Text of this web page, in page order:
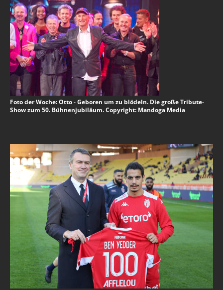
Foto der Woche: Otto - Geboren um zu blödeln. Die große Tribute-
Show zum 50. Bühnenjubiläum. Copyright: Mandoga Media